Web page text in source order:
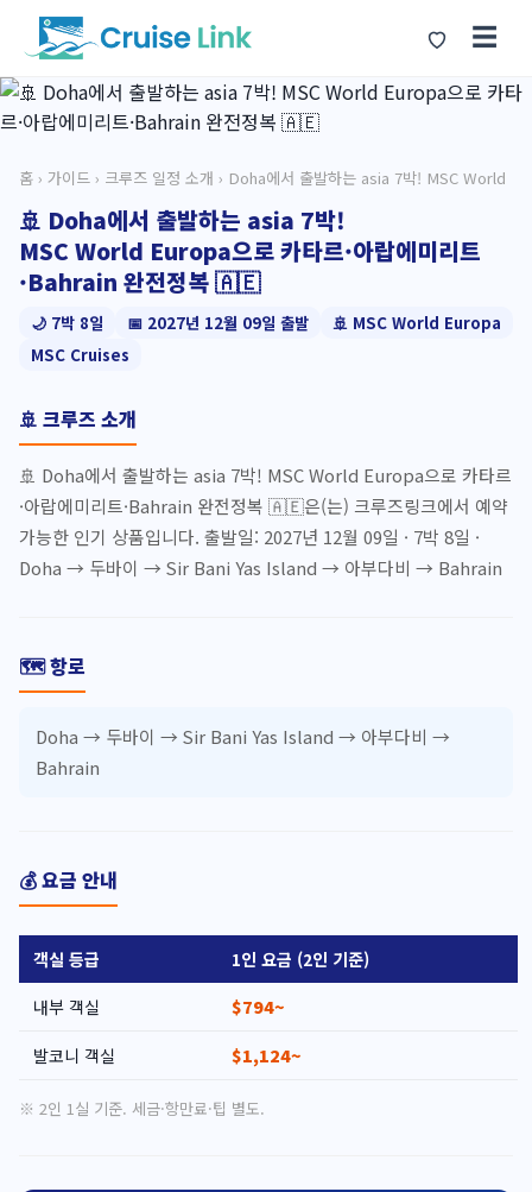
☰
홈 › 가이드 › 크루즈 일정 소개 › Doha에서 출발하는 asia 7박! MSC World
🚢 Doha에서 출발하는 asia 7박!
MSC World Europa으로 카타르·아랍에미리트
·Bahrain 완전정복 🇦🇪
🌙 7박 8일 📅 2027년 12월 09일 출발
🚢 MSC World Europa
MSC Cruises
🚢 크루즈 소개
🚢 Doha에서 출발하는 asia 7박! MSC World Europa으로 카타르
·아랍에미리트·Bahrain 완전정복 🇦🇪은(는) 크루즈링크에서 예약
가능한 인기 상품입니다. 출발일: 2027년 12월 09일 · 7박 8일 ·
Doha → 두바이 → Sir Bani Yas Island → 아부다비 → Bahrain
🗺️ 항로
Doha → 두바이 → Sir Bani Yas Island → 아부다비 →
Bahrain
💰 요금 안내
객실 등급
1인 요금 (2인 기준)
내부 객실
$794~
발코니 객실 $1,124~
※ 2인 1실 기준. 세금·항만료·팁 별도.